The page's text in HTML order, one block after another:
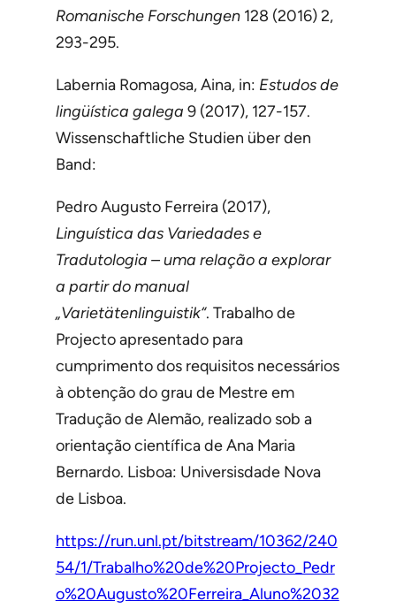
Romanische Forschungen128 (2016) 2,
293-295.
Labernia Romagosa, Aina, in: Estudos de
lingüística galega 9 (2017), 127-157.
Wissenschaftliche Studien über den
Band:
Pedro Augusto Ferreira (2017),
Linguística das Variedades e
Tradutologia – uma relação a explorar
a partir do manual
„Varietätenlinguistik“. Trabalho de
Projecto apresentado para
cumprimento dos requisitos necessários
à obtenção do grau de Mestre em
Tradução de Alemão, realizado sob a
orientação científica de Ana Maria
Bernardo. Lisboa: Universisdade Nova
de Lisboa.
https://run.unl.pt/bitstream/10362/240
54/1/Trabalho%20de%20Projecto_Pedr
o%20Augusto%20Ferreira_Aluno%2032